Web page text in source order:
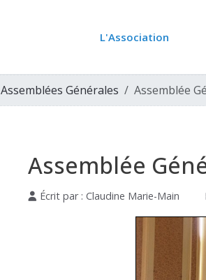
L'Association
Assemblées Générales Assemblée
Assemblée
Écrit par : Claudine Marie-Main